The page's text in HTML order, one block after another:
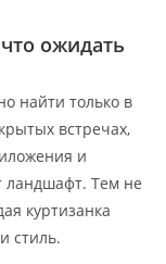
ожидать
найти только в
встречах,
и
ландшафт. Тем не
куртизанка
стиль.